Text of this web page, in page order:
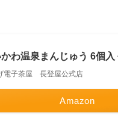
わ温泉まんじゅう 6個
電子茶屋 長登屋公式店
Amazon